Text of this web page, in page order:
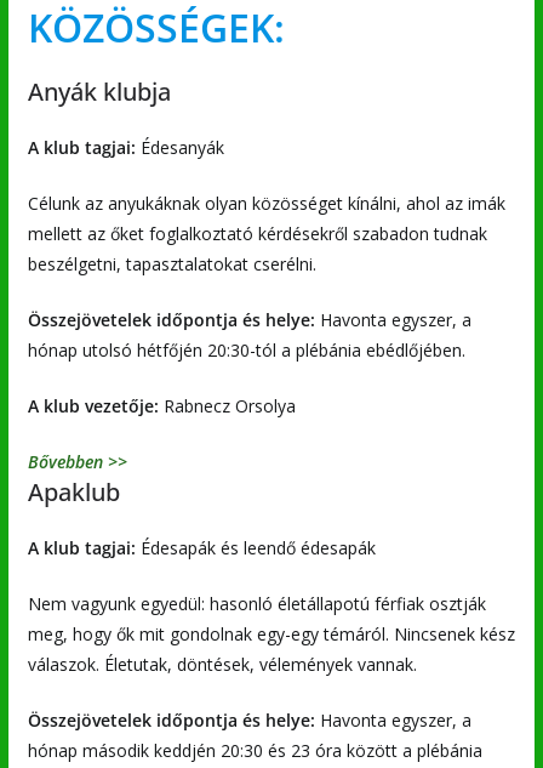
KÖZÖSSÉGEK:
Anyák klubja
A klub tagjai: Édesanyák
Célunk az anyukáknak olyan közösséget kínálni, ahol az imák
mellett az őket foglalkoztató kérdésekről szabadon tudnak
beszélgetni, tapasztalatokat cserélni.
Összejövetelek időpontja és helye: Havonta egyszer, a
hónap utolsó hétfőjén 20:30-tól a plébánia ebédlőjében.
A klub vezetője: Rabnecz Orsolya
Bővebben >>
Apaklub
A klub tagjai: Édesapák és leendő édesapák
Nem vagyunk egyedül: hasonló életállapotú férfiak osztják
meg, hogy ők mit gondolnak egy-egy témáról. Nincsenek kész
válaszok. Életutak, döntések, vélemények vannak.
Összejövetelek időpontja és helye: Havonta egyszer, a
hónap második keddjén 20:30 és 23 óra között a plébánia